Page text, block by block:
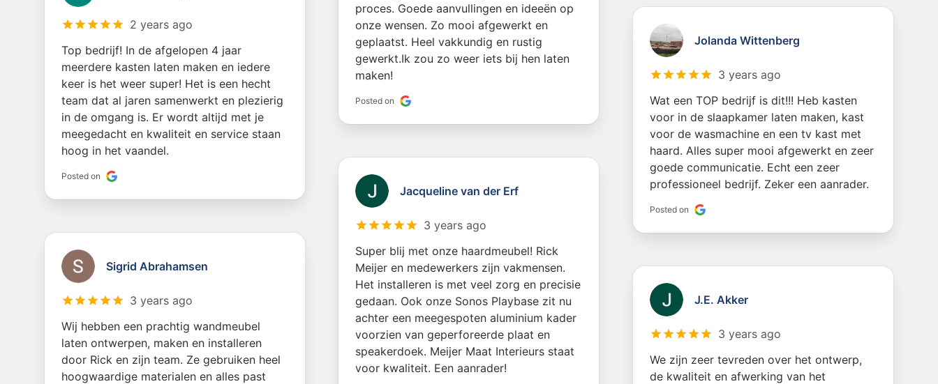
proces. Goede aanvullingen en ideeën op
onze wensen. Zo mooi afgewerkt en
geplaatst. Heel vakkundig en rustig
gewerkt.Ik zou zo weer iets bij hen laten
maken!
Posted on
2 years ago
Top bedrijf! In de afgelopen 4 jaar
meerdere kasten laten maken en iedere
keer is het weer super! Het is een hecht
team dat al jaren samenwerkt en plezierig
in de omgang is. Er wordt altijd met je
meegedacht en kwaliteit en service staan
hoog in het vaandel.
Posted on
Jolanda Wittenberg
3 years ago
Wat een TOP bedrijf is dit!!! Heb kasten
voor in de slaapkamer laten maken, kast
voor de wasmachine en een tv kast met
haard. Alles super mooi afgewerkt en zeer
goede communicatie. Echt een zeer
professioneel bedrijf. Zeker een aanrader.
Posted on
Jacqueline van der Erf
3 years ago
Super blij met onze haardmeubel! Rick
Meijer en medewerkers zijn vakmensen.
Het installeren is met veel zorg en precisie
gedaan. Ook onze Sonos Playbase zit nu
achter een meegespoten aluminium kader
voorzien van geperforeerde plaat en
speakerdoek. Meijer Maat Interieurs staat
voor kwaliteit. Een aanrader!
Sigrid Abrahamsen
3 years ago
Wij hebben een prachtig wandmeubel
laten ontwerpen, maken en installeren
door Rick en zijn team. Ze gebruiken heel
hoogwaardige materialen en alles past
J.E. Akker
3 years ago
We zijn zeer tevreden over het ontwerp,
de kwaliteit en afwerking van het